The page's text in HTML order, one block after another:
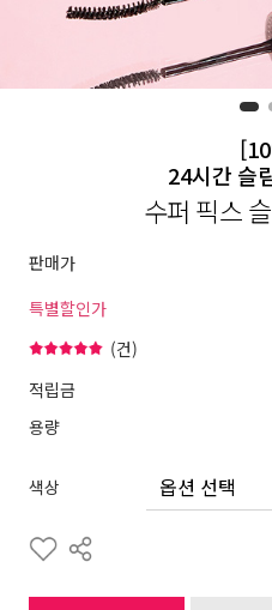
24시간 슬
수퍼 픽스
판매가
특별할인가
(건)
적립금
용량
색상